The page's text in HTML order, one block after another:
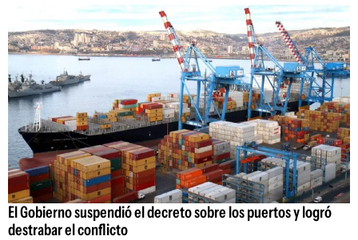
El Gobierno suspendió el decreto sobre los puertos y logró
destrabar el conflicto